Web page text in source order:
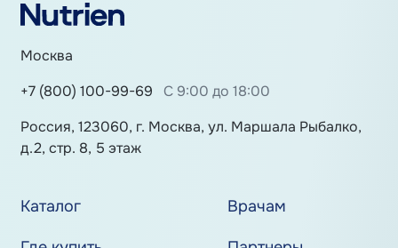
Москва
+7 (800) 100-99-69
С 9:00 до 18:00
Россия, 123060, г. Москва, ул. Маршала Рыбалко,
д.2, стр. 8, 5 этаж
Каталог
Врачам